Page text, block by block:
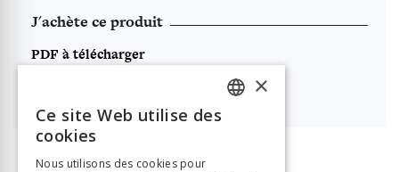
J'achète ce produit
PDF à télécharger
×
Ce site Web utilise des
cookies
Nous utilisons des cookies pour